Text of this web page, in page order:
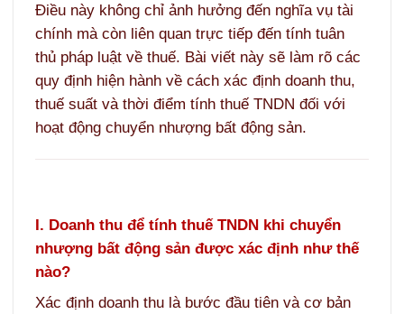
Điều này không chỉ ảnh hưởng đến nghĩa vụ tài
chính mà còn liên quan trực tiếp đến tính tuân
thủ pháp luật về thuế. Bài viết này sẽ làm rõ các
quy định hiện hành về cách xác định doanh thu,
thuế suất và thời điểm tính thuế TNDN đối với
hoạt động chuyển nhượng bất động sản.
I. Doanh thu để tính thuế TNDN khi chuyển
nhượng bất động sản được xác định như thế
nào?
Xác định doanh thu là bước đầu tiên và cơ bản